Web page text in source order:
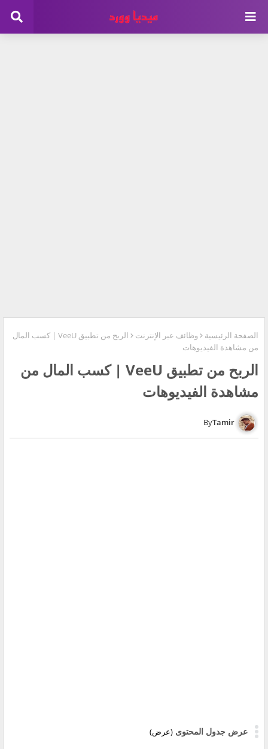
الصفحة الرئيسية وظائف عبر الإنترنت
الربح من تطبيق VeeU | كسب المال
من مشاهدة الفيديوهات
الربح من تطبيق VeeU | كسب المال من
مشاهدة الفيديوهات
Tamir
عرض جدول المحتوى (عرض)